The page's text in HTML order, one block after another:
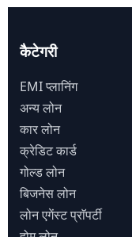
कैटेगरी
EMI प्लानिंग
अन्य लोन
कार लोन
क्रेडिट कार्ड
गोल्ड लोन
बिजनेस लोन
लोन एगेंस्ट प्राॅपर्टी